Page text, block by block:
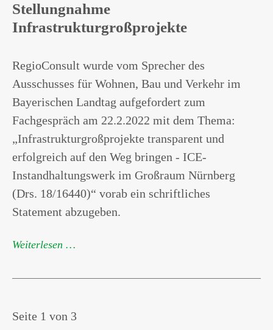
Stellungnahme
Infrastrukturgroßprojekte
RegioConsult wurde vom Sprecher des
Ausschusses für Wohnen, Bau und Verkehr im
Bayerischen Landtag aufgefordert zum
Fachgespräch am 22.2.2022 mit dem Thema:
„Infrastrukturgroßprojekte transparent und
erfolgreich auf den Weg bringen - ICE-
Instandhaltungswerk im Großraum Nürnberg
(Drs. 18/16440)“ vorab ein schriftliches
Statement abzugeben.
Weiterlesen …
Seite 1 von 3